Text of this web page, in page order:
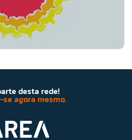
desta rede!
agora mesmo.